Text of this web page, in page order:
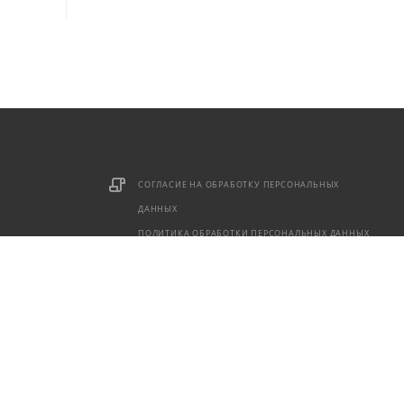
СОГЛАСИЕ НА ОБРАБОТКУ ПЕРСОНАЛЬНЫХ
ДАННЫХ
ПОЛИТИКА ОБРАБОТКИ ПЕРСОНАЛЬНЫХ ДАННЫХ